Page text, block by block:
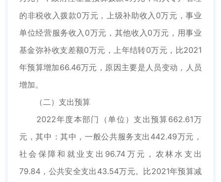
的非税收入拨款0万元，上级补助收入0万元，事业
单位经营服务收入0万元，其他收入0万元，用事业
基金弥补收支差额0万元，上年结转0万元，比2021
年预算增加66.46万元，原因主要是人员变动，人员
增加。
（二）支出预算
2022年度本部门（单位）支出预算662.61万
元，其中：其中，一般公共服务支出442.49万元，
社会保障和就业支出96.74万元，农林水支出
79.84，公共安全支出43.54万元。比2021年预算减